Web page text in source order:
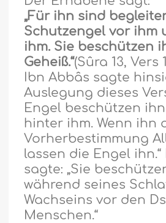
„Für ihn sind
Schutzengel vor ihm
ihm. Sie beschützen
Geheiß.“(Sûra 13, Vers
Ibn Abbâs sagte
Auslegung dieses
Engel beschützen
hinter ihm. Wenn ihn
Vorherbestimmung
lassen die Engel
sagte: „Sie
während seines
Wachseins vor den
Menschen.“